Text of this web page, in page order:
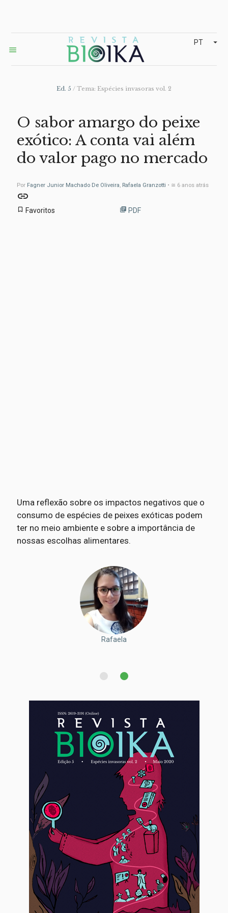
menu
arrow_drop_down
PT
Ed. 5 / Tema: Espécies invasoras vol. 2
O sabor amargo do peixe
exótico: A conta vai além
do valor pago no mercado
Por Fagner Junior Machado De Oliveira, Rafaela Granzotti • ≅ 6 anos atrás
link
bookmark_border Favoritos library_books PDF
Uma reflexão sobre os impactos negativos que o
consumo de espécies de peixes exóticas podem
ter no meio ambiente e sobre a importância de
nossas escolhas alimentares.
Fagner Junior
Rafaela